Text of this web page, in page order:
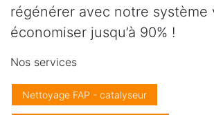
régénérer avec notre système
économiser jusqu’à 90% !
Nos services
Nettoyage FAP - catalyseur